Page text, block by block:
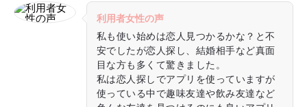
利用者女性の声
私も使い始めは恋人見つかるかな？と不
安でしたが恋人探し、結婚相手など真面
目な方も多くて驚きました。
私は恋人探しでアプリを使っていますが
使っている中で趣味友達や飲み友達など